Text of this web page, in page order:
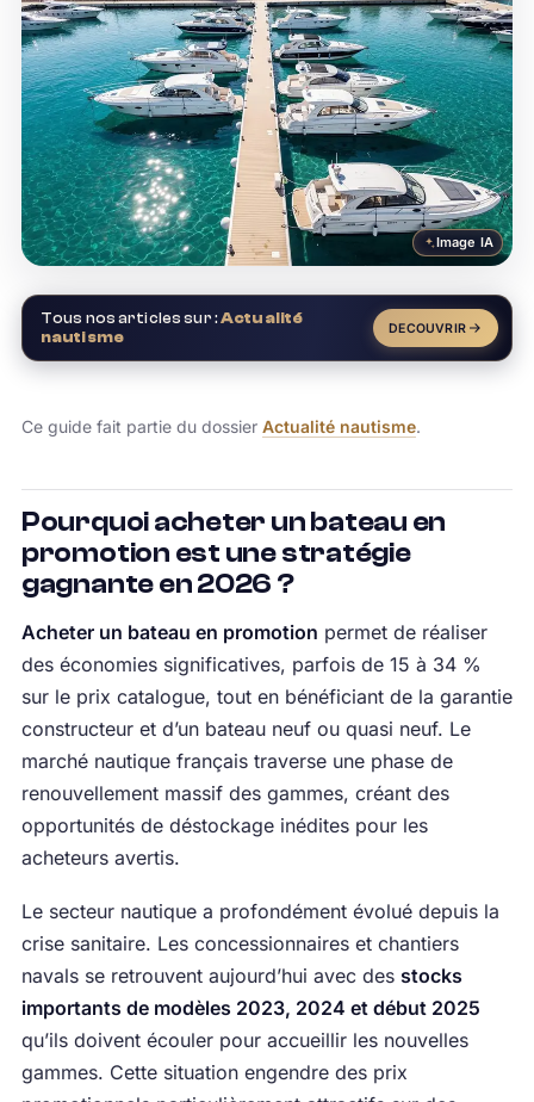
Image IA
Tous nos articles sur :Actualité
nautisme
DECOUVRIR
Ce guide fait partie du dossier Actualité nautisme.
Pourquoi acheter un bateau en
promotion est une stratégie
gagnante en 2026 ?
Acheter un bateau en promotion permet de réaliser
des économies significatives, parfois de 15 à 34 %
sur le prix catalogue, tout en bénéficiant de la garantie
constructeur et d’un bateau neuf ou quasi neuf. Le
marché nautique français traverse une phase de
renouvellement massif des gammes, créant des
opportunités de déstockage inédites pour les
acheteurs avertis.
Le secteur nautique a profondément évolué depuis la
crise sanitaire. Les concessionnaires et chantiers
navals se retrouvent aujourd’hui avec des stocks
importants de modèles 2023, 2024 et début 2025
qu’ils doivent écouler pour accueillir les nouvelles
gammes. Cette situation engendre des prix